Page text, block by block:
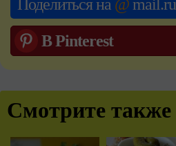
Поделиться на @mail.ru
В Pinterest
Смотрите также